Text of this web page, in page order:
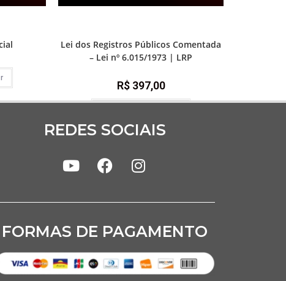
Lei dos Registros Públicos Comentada
– Lei nº 6.015/1973 | LRP
R$397,00
REDES SOCIAIS
FORMAS DE PAGAMENTO